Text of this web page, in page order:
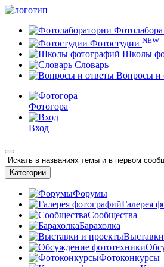
Фотостудии NEW
Школы
Словарь
Вопросы и
Фотогора
Вход
Категории
Форумы
Галерея
Сообщества
Барахолка
Фотоконкурсы